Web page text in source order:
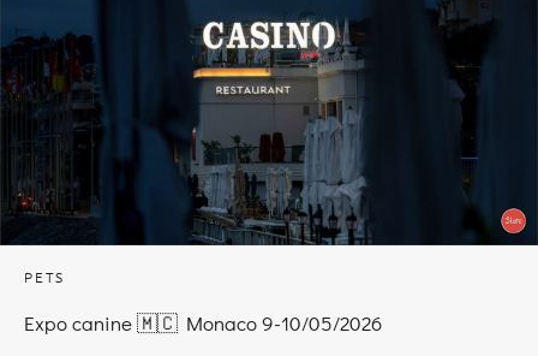
PETS
Expo canine 🇲🇨 Monaco 9-10/05/2026